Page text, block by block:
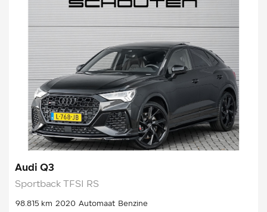
Audi Q3
Sportback TFSI RS
98.815 km 2020 Automaat Benzine